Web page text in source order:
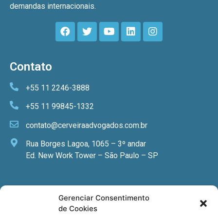
Gerenciar Consentimento
de Cookies
demandas internacionais.
Contato
+55 11 2246-3888
+55 11 99845-1332
contato@cerveiraadvogados.com.br
Rua Borges Lagoa, 1065 – 3º andar
Ed. New Work Tower – São Paulo – SP
Newsletter